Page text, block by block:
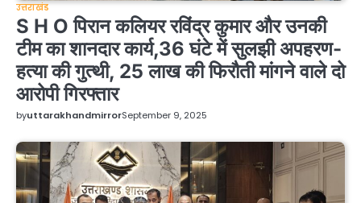
उत्तराखंड
S H O पिरान कलियर रविंद्र कुमार और उनकी
टीम का शानदार कार्य,36 घंटे में सुलझी अपहरण-
हत्या की गुत्थी, 25 लाख की फिरौती मांगने वाले दो
आरोपी गिरफ्तार
byuttarakhandmirrorSeptember 9, 2025